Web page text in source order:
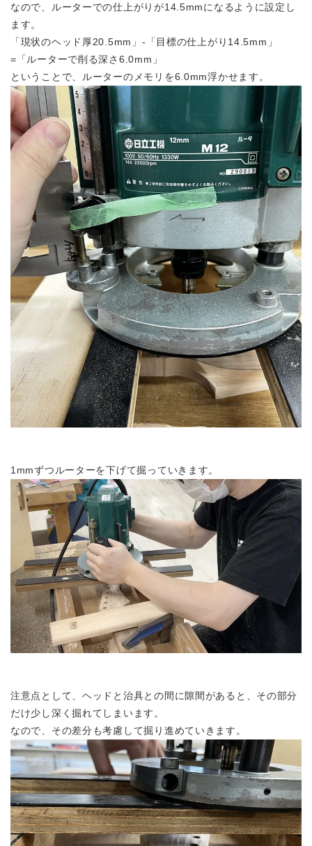
なので、ルーターでの仕上がりが14.5mmになるように設定し
ます。
「現状のヘッド厚20.5mm」-「目標の仕上がり14.5mm」
=「ルーターで削る深さ6.0mm」
ということで、ルーターのメモリを6.0mm浮かせます。
1mmずつルーターを下げて掘っていきます。
注意点として、ヘッドと治具との間に隙間があると、その部分
だけ少し深く掘れてしまいます。
なので、その差分も考慮して掘り進めていきます。